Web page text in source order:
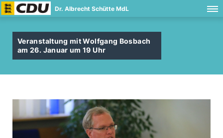
Dr. Albrecht Schütte MdL
Veranstaltung mit Wolfgang Bosbach
am 26. Januar um 19 Uhr